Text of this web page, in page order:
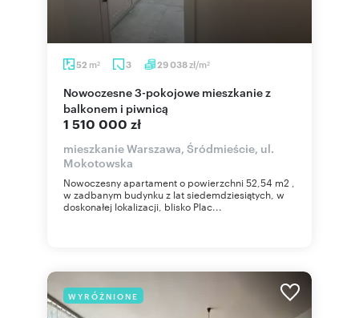
52 m2 3 29 038zł/m2
Nowoczesne 3-pokojowe mieszkanie z
balkonem i piwnicą
1 510 000 zł
mieszkanie Warszawa, Śródmieście, ul.
Mokotowska
Nowoczesny apartament o powierzchni 52,54 m2 ,
w zadbanym budynku z lat siedemdziesiątych, w
doskonałej lokalizacji, blisko Plac...
WYRÓŻNIONE